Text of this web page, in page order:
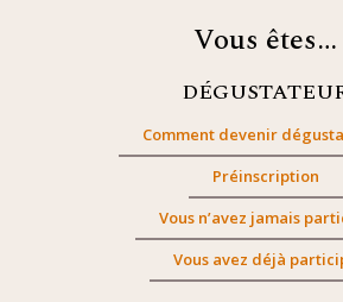
Vous êtes…
Comment devenir
Préinscription
Vous n’avez jamais
Vous avez déjà